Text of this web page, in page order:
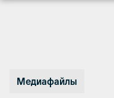
Медиафайлы